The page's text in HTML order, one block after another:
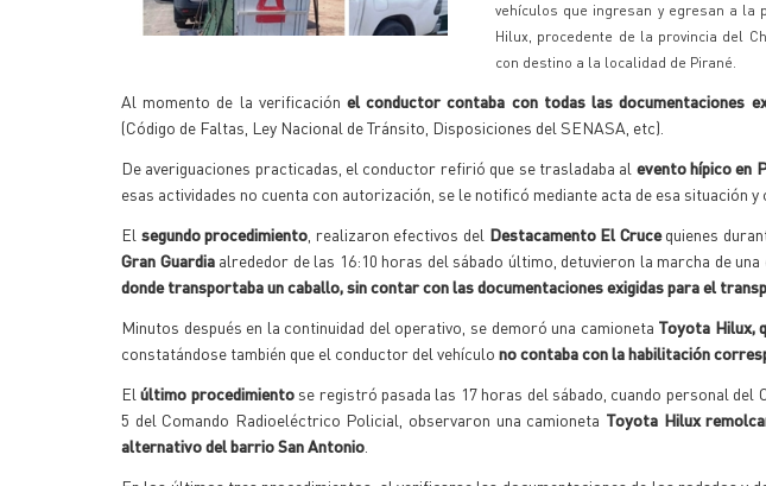
vehículos que ingresan y egresan a la
Hilux, procedente de la provincia del
con destino a la localidad de Pirané.
Al momento de la verificaciónel conductor contaba con todas las documentaciones
(Código de Faltas, Ley Nacional de Tránsito, Disposiciones del SENASA, etc).
De averiguaciones practicadas, el conductor refirió que se trasladaba al evento hípico en
esas actividades no cuenta con autorización, se le notificó mediante acta de esa situación y
El segundo procedimiento , realizaron efectivos del Destacamento El Crucequienes
Gran Guardiaalrededor de las 16:10 horas del sábado último, detuvieron la marcha de una
donde transportaba un caballo, sin contar con las documentaciones exigidas para el
Minutos después en la continuidad del operativo, se demoró una camioneta Toyota Hilux,
constatándose también que el conductor del vehículo no contaba con la habilitación
Elúltimo procedimiento se registró pasada las 17 horas del sábado, cuando personal
5 del Comando Radioeléctrico Policial, observaron una camioneta Toyota Hilux
alternativo del barrio San Antonio